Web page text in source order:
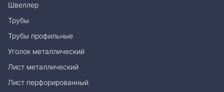
Швеллер
Трубы
Трубы профильные
Уголок металлический
Лист металлический
Лист перфорированный